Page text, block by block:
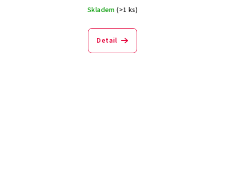
Skladem(>1 ks)
Detail